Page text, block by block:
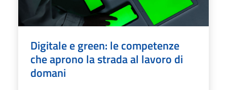
Digitale e green: le competenze
che aprono la strada al lavoro di
domani